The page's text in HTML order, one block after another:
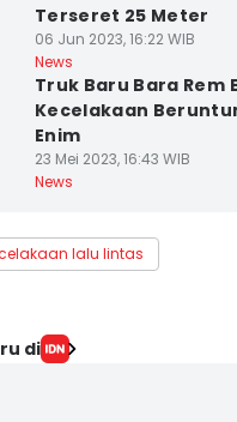
Terseret 25 Meter
06 Jun 2023, 16:22 WIB
News
Truk Baru Bara Rem
Kecelakaan
Enim
23 Mei 2023, 16:43 WIB
News
lalu lintas
di